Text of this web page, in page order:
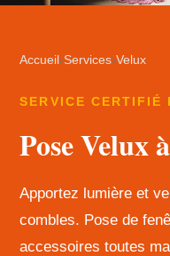
Accueil ›Services›Velux
SERVICE CERTIFIÉ
Pose Velux
Apportez lumière et
combles. Pose de
accessoires toutes